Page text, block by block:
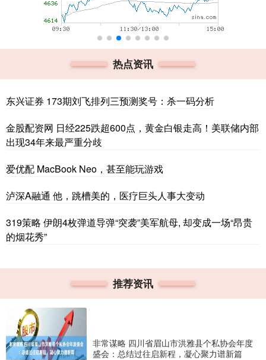
热点资讯
东兴证券 173期刘飞排列三预测奖号：杀一码分析
金股配资网 日经225跌超600点，黄金白银走高！美联储内部
出现34年来最严重分歧
爱优配 MacBook Neo，甚至能玩游戏
泸深A融通 他，跳槽美的，医疗巨头人事大变动
319策略 伊朗4枚弹道导弹“突袭”美军航母, 却变成一场“昂贵
的烟花秀”
推荐资讯
非常谋略 四川省眉山市洪雅县个私协会年度
盛会：总结过往启新程，凝心聚力谱新篇